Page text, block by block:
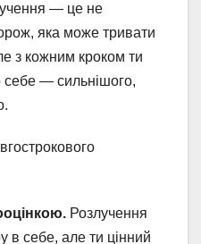
— це не
яка може тривати
з кожним кроком ти
— сильнішого,
Розлучення
в себе, але ти цінний